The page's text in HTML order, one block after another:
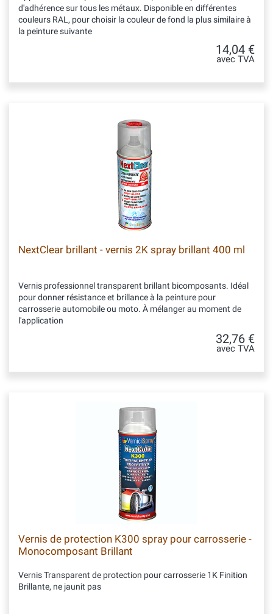
d'adhérence sur tous les métaux. Disponible en différentes
couleurs RAL, pour choisir la couleur de fond la plus similaire à
la peinture suivante
14,04 €
avec TVA
NextClear brillant - vernis 2K spray brillant 400 ml
Vernis professionnel transparent brillant bicomposants. Idéal
pour donner résistance et brillance à la peinture pour
carrosserie automobile ou moto. À mélanger au moment de
l'application
32,76 €
avec TVA
Vernis de protection K300 spray pour carrosserie -
Monocomposant Brillant
Vernis Transparent de protection pour carrosserie 1K Finition
Brillante, ne jaunit pas